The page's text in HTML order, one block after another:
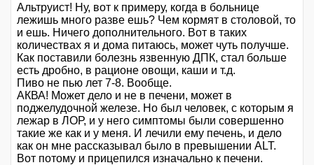
Альтруист! Ну, вот к примеру, когда в больнице
лежишь много разве ешь? Чем кормят в столовой, то
и ешь. Ничего дополнительного. Вот в таких
количествах я и дома питаюсь, может чуть получше.
Как поставили болезнь язвенную ДПК, стал больше
есть дробно, в рационе овощи, каши и т.д.
Пиво не пью лет 7-8. Вообще.
АКВА! Может дело и не в печени, может в
поджелудочной железе. Но был человек, с которым я
лежар в ЛОР, и у него симптомы были совершенно
такие же как и у меня. И лечили ему печень, и дело
как он мне рассказывал было в превышении ALT.
Вот потому и прицепился изначально к печени.